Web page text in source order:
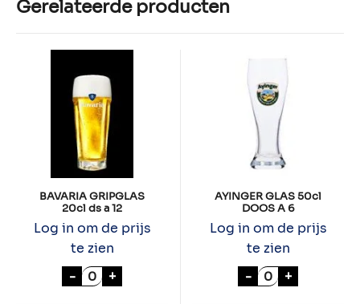
Gerelateerde producten
BAVARIA GRIPGLAS
20cl ds a 12
Log in om de prijs
te zien
- BAVARIA GRIPGLAS 20cl ds a 12 aantal
+
AYINGER GLAS 50cl
DOOS A 6
Log in om de prijs
te zien
- AYINGER
+